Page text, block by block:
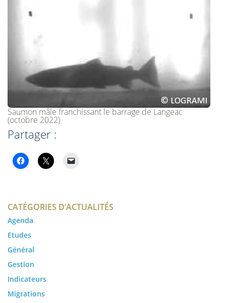
Saumon mâle franchissant le barrage de Langeac
(octobre 2022)
Partager :
CATÉGORIES D’ACTUALITÉS
Agenda
Etudes
Général
Gestion
Indicateurs
Migrations